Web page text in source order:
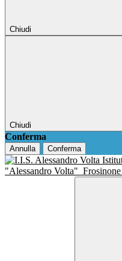
Chiudi
Chiudi
Conferma
Annulla Conferma
"Alessandro Volta" Frosinone